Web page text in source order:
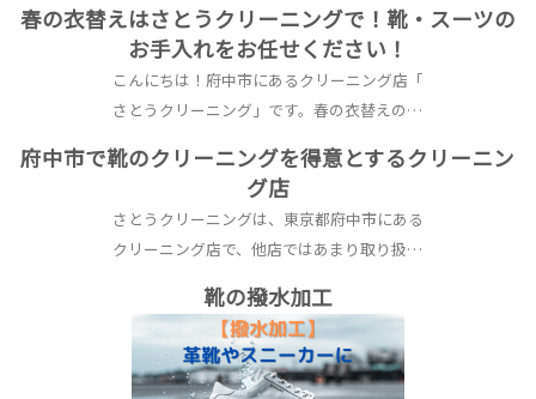
春の衣替えはさとうクリーニングで！靴・スーツの
お手入れをお任せください！
こんにちは！府中市にあるクリーニング店「
さとうクリーニング」です。春の衣替えの…
府中市で靴のクリーニングを得意とするクリーニン
グ店
さとうクリーニングは、東京都府中市にある
クリーニング店で、他店ではあまり取り扱…
靴の撥水加工